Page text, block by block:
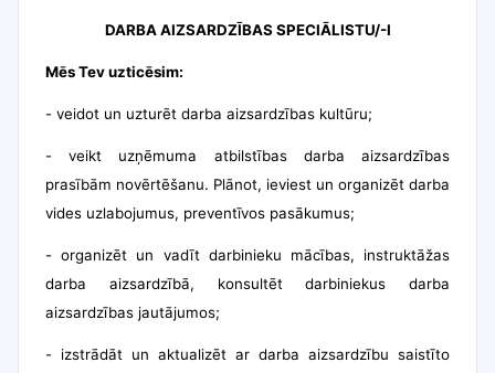
DARBA AIZSARDZĪBAS SPECIĀLISTU/-I
Mēs Tev uzticēsim:
- veidot un uzturēt darba aizsardzības kultūru;
-
veikt uzņēmuma atbilstības darba aizsardzības
prasībām novērtēšanu. Plānot, ieviest un organizēt darba
vides uzlabojumus, preventīvos pasākumus;
- organizēt un vadīt darbinieku mācības, instruktāžas
darba aizsardzībā, konsultēt darbiniekus darba
aizsardzības jautājumos;
- izstrādāt un aktualizēt ar darba aizsardzību saistīto